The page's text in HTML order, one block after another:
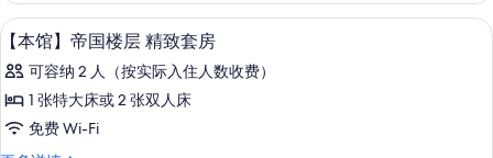
房
禁
烟
的
更
多
信
息
高
级
双
人
床
层
高
双
人
房
显
示
【本
馆】
1 多间卧室、高档床上用品、羽绒被、
5
【本馆】帝国楼层 精致套房
可容纳 2 人（按实际入住人数收费）
1 张特大床或 2 张双人床
免费 Wi-Fi